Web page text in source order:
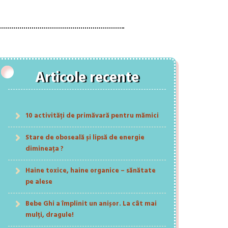
Articole recente
10 activități de primăvară pentru mămici
Stare de oboseală și lipsă de energie
dimineața ?
Haine toxice, haine organice – sănătate
pe alese
Bebe Ghi a împlinit un anișor. La cât mai
mulți, dragule!